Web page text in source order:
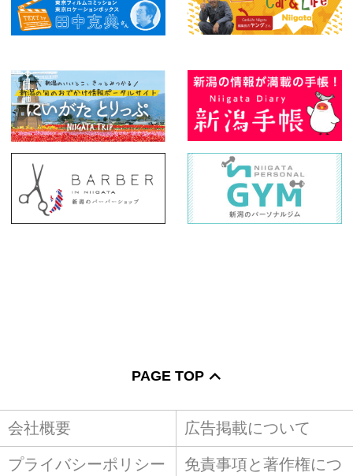
PAGE TOP
会社概要 広告掲載について
プライバシーポリシー
免責事項と著作権につ